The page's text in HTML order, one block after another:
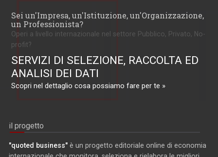
Sei un'Impresa, un'Istituzione, un'Organizzazione,
un Professionista?
Operi a livello internazionale nel settore Pubblico, Privato, No-
profit?
SERVIZI DI SELEZIONE, RACCOLTA ED
ANALISI DEI DATI
Scopri nel dettaglio cosa possiamo fare per te »
il progetto
"quoted business" è un progetto editoriale online di economia